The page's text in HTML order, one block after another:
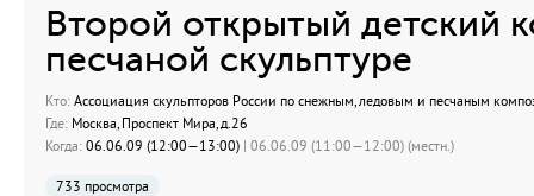
Второй открытый детский
песчаной скульптуре
Кто: Ассоциация скульпторов России по снежным, ледовым и песчаным
Где: Москва, Проспект Мира, д.26
Когда: 06.06.09 (12:00—13:00) | 06.06.09 (11:00—12:00) (местн.)
733 просмотра